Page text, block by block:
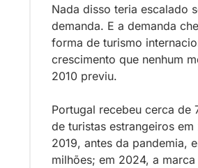
Nada disso teria escalado
demanda. E a demanda
forma de turismo
crescimento que nenhum
2010 previu.
Portugal recebeu cerca de
de turistas estrangeiros em
2019, antes da pandemia,
milhões; em 2024, a marca